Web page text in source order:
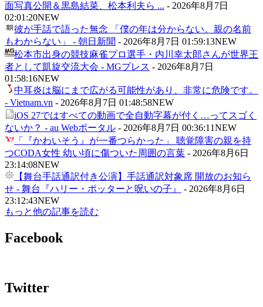
面写真公開＆黒島結菜、松本利夫ら ... - 2026年8月7日
02:01:20NEW
彼が手話で語った無念 「僕の年は分からない。親の名前
もわからない」 - 朝日新聞 - 2026年8月7日 01:59:13NEW
松本市出身の競技麻雀プロ選手・内川幸太郎さんが世界王
者として凱旋交流大会 - MGプレス - 2026年8月7日
01:58:16NEW
中耳炎は脳にまで広がる可能性があり、非常に危険です。
- Vietnam.vn - 2026年8月7日 01:48:58NEW
iOS 27ではすべての動画で全自動字幕が付く…ってスゴく
ないか？ - au Webポータル - 2026年8月7日 00:36:11NEW
「『かわいそう』が一番つらかった」 聴覚障害の親を持
つCODA女性 幼い頃に傷ついた周囲の言葉 - 2026年8月6日
23:14:08NEW
【舞台手話通訳付き公演】手話通訳対象席 開放のお知ら
せ - 舞台『ハリー・ポッターと呪いの子』
- 2026年8月6日
23:12:43NEW
もっと他の記事を読む
Facebook
Twitter